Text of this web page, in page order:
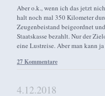
Aber o.k., wenn ich das jetzt
halt noch mal 350 Kilometer
Zeugenbeistand beigeordnet
Staatskasse bezahlt. Nur der
eine Lustreise. Aber man kann
27 Kommentare
4.12.2018